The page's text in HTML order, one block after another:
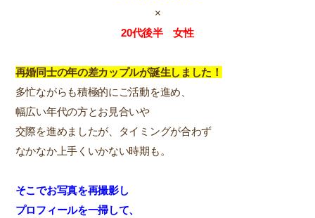
×
20代後半 女性
再婚同士の年の差カップルが誕生しました！
多忙ながらも積極的にご活動を進め、
幅広い年代の方とお見合いや
交際を進めましたが、タイミングが合わず
なかなか上手くいかない時期も。
そこでお写真を再撮影し
プロフィールを一掃して、